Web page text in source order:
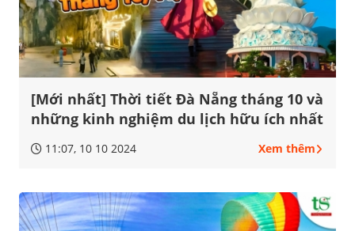
[Mới nhất] Thời tiết Đà Nẵng tháng 10 và
những kinh nghiệm du lịch hữu ích nhất
11:07, 10 10 2024 Xem thêm